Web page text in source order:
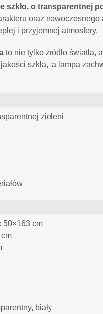
szkło, o transparentnej
oraz nowoczesnego
i przyjemnej atmosfery.
to nie tylko źródło
szkła, ta lampa
zieleni
50×163 cm
cm
biały